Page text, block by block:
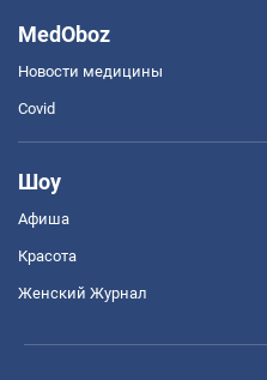
MedOboz
Новости медицины
Covid
Шоу
Афиша
Красота
Женский Журнал